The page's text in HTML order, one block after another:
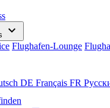
expand_more
Flughafen-Lounge
DE Français FR